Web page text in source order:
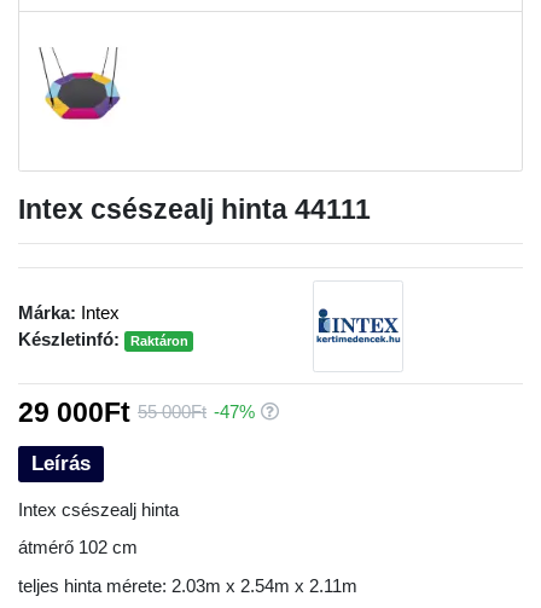
Intex csészealj hinta 44111
Leírás
Intex csészealj hinta
átmérő 102 cm
teljes hinta mérete: 2.03m x 2.54m x 2.11m
Márka: Intex
Készletinfó:
Raktáron
29 000Ft 55 000Ft -47%